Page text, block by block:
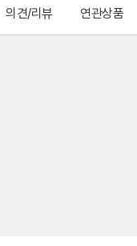
의견/리뷰 연관상품